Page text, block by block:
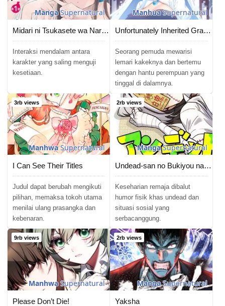
MangaSupernatural
Midari ni Tsukasete wa Narimasen
Interaksi mendalam antara
karakter yang saling menguji
kesetiaan.
ManhuaSupernatural
Unfortunately Inherited Grandpa Wardrobe and Female Ghost
Seorang pemuda mewarisi
lemari kakeknya dan bertemu
dengan hantu perempuan yang
tinggal di dalamnya.
3rb views
ManhwaSupernatural
I Can See Their Titles
Judul dapat berubah mengikuti
pilihan, memaksa tokoh utama
menilai ulang prasangka dan
kebenaran.
2rb views
MangaSupernatural
Undead-san no Bukiyou na Seishun
Keseharian remaja dibalut
humor fisik khas undead dan
situasi sosial yang
serbacanggung.
9rb views
ManhwaSupernatural
Please Don’t Die!
2rb views
MangaSupernatural
Yaksha